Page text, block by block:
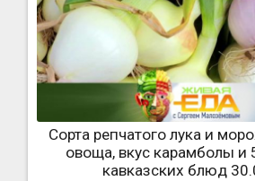
Сорта репчатого лука и
овоща, вкус карамболы и
кавказских блюд